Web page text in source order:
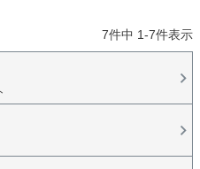
7件中 1-7件表示